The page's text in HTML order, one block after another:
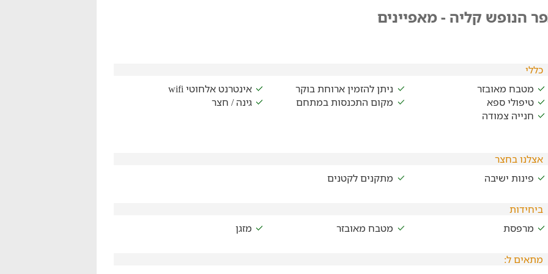
הנופש קליה - מאפיינים
כללי
מטבח מאובזר
ניתן להזמין ארוחת בוקר
אינטרנט אלחוטי wifi
טיפולי ספא
מקום התכנסות במתחם
גינה / חצר
חנייה צמודה
אצלנו בחצר
פינות ישיבה
מתקנים לקטנים
ביחידות
מרפסת
מטבח מאובזר מזגן
מתאים ל: